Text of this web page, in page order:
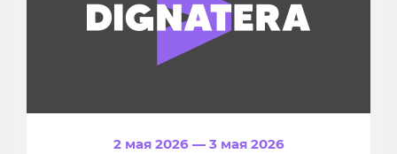
2 мая 2026 — 3 мая 2026